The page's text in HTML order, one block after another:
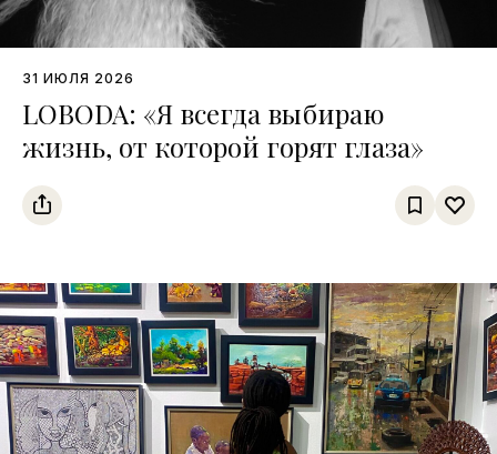
31 ИЮЛЯ 2026
LOBODA: «Я всегда выбираю
жизнь, от которой горят глаза»